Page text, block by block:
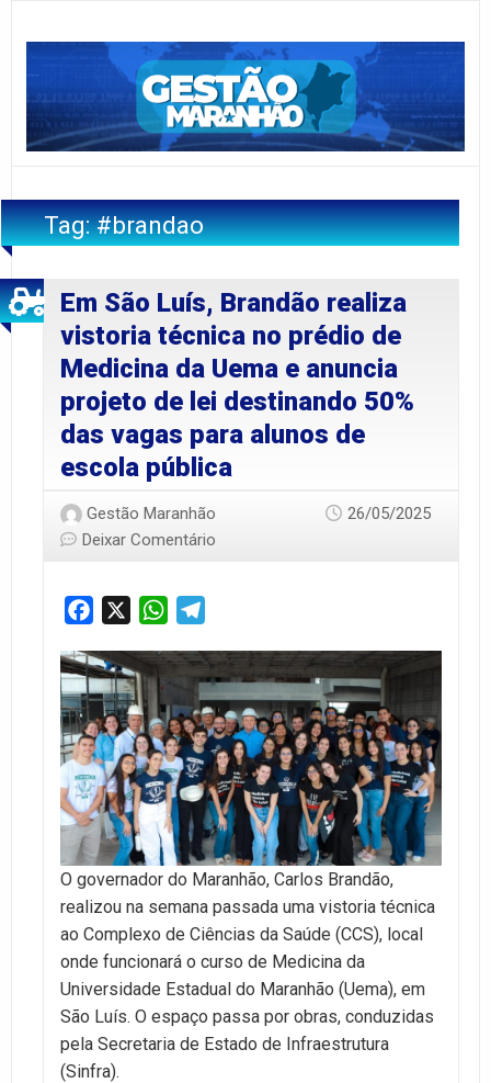
Tag:#brandao
Em São Luís, Brandão realiza
vistoria técnica no prédio de
Medicina da Uema e anuncia
projeto de lei destinando 50%
das vagas para alunos de
escola pública
Gestão Maranhão
26/05/2025
Deixar Comentário
Facebook WhatsApp
O governador do Maranhão, Carlos Brandão,
realizou na semana passada uma vistoria técnica
ao Complexo de Ciências da Saúde (CCS), local
onde funcionará o curso de Medicina da
Universidade Estadual do Maranhão (Uema), em
São Luís. O espaço passa por obras, conduzidas
pela Secretaria de Estado de Infraestrutura
(Sinfra).